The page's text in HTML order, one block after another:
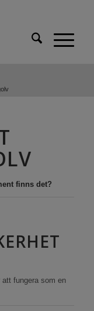
finns det?
fungera som en